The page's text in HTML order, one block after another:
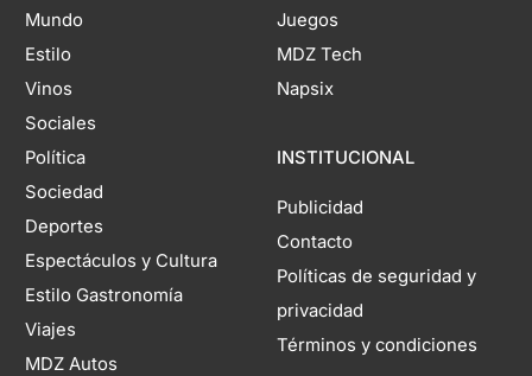
Mundo
Estilo
Vinos
Sociales
Política
Sociedad
Deportes
Espectáculos y Cultura
Estilo Gastronomía
Viajes
MDZ Autos
Juegos
MDZ Tech
Napsix
INSTITUCIONAL
Publicidad
Contacto
Políticas de seguridad y
privacidad
Términos y condiciones